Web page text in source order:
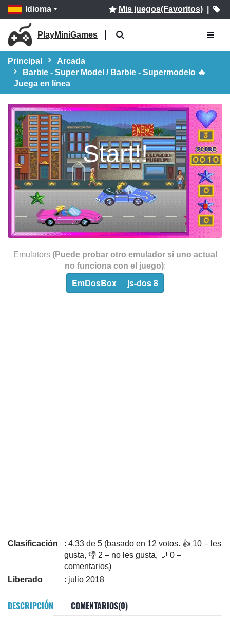
Idioma Mis juegos(Favoritos)|
PlayMiniGames
Principal
Arcada
Barbie - Super Model / Barbie - Supermodelo 🔥
Juega en línea
Start!!
Emulators (Puede probar otro emulador si uno actual
no funciona con el juego):
EmDosBox js-dos 8
Clasificación
: 4,33 de 5 (basado en 12 votos. 👍 10 – les
gusta, 👎 2 – no les gusta, 💬 0 –
comentarios)
Liberado
: julio 2018
DESCRIPCIÓN COMENTARIOS(0)